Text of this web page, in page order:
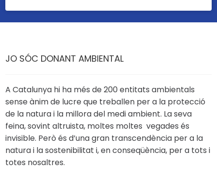
JO SÓC DONANT AMBIENTAL
A Catalunya hi ha més de 200 entitats ambientals
sense ànim de lucre que treballen per a la protecció
de la natura i la millora del medi ambient. La seva
feina, sovint altruista, moltes moltes vegades és
invisible. Però és d’una gran transcendència per a la
natura i la sostenibilitat i, en conseqüència, per a tots i
totes nosaltres.